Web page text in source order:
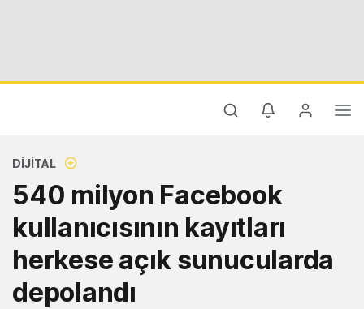
DIJITAL
540 milyon Facebook
kullanıcısının kayıtları
herkese açık sunucularda
depolandı